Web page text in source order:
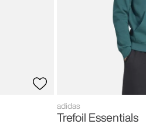
adidas
Trefoil Essentials